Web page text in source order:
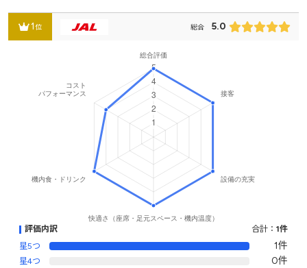
1位 総合 5.0
評価内訳 合計： 1件
星5つ
1件
星4つ 0件